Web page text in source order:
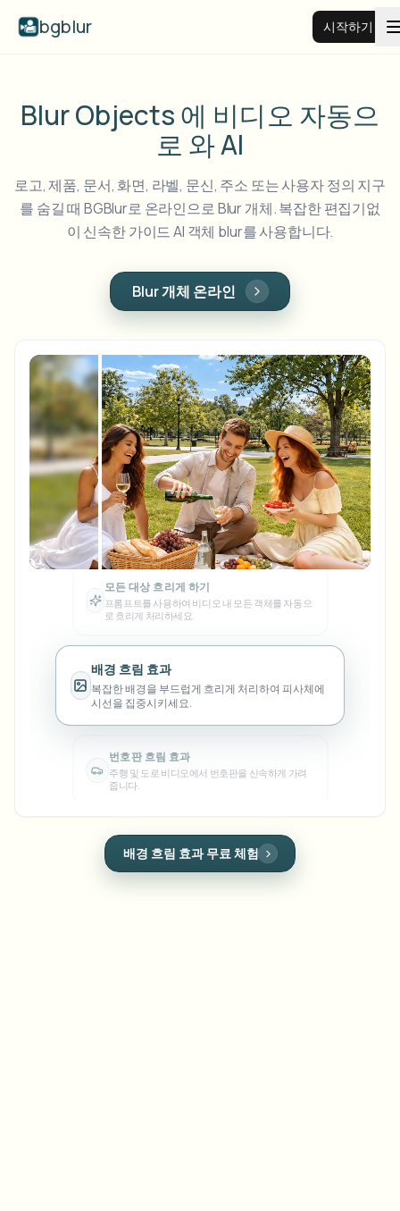
bgblur 시작하기
예시
예시 라이브러리 전체 탐색
얼굴 블러
번호판 블러
배경 블러
무엇이든 블러
화면 녹화 블러
GDPR 준수 블러
거리 인터뷰 블러
게임 및 스트림 블러
View all features
번호판 블러
얼굴 블러
배경 블러
무엇이든 블러
AI Video Object Remover
얼굴 익명화
음성 익명화 도구
얼굴 교체 - 이미지
학교 및 교육
캠퍼스 카메라, 강의, 지역 대량 개인정보 보호
미디어 및 엔터테인먼트
시사회, 출시 및 규정 준수
소매 및 전자상거래
매장 및 창고 영상
의료
클리닉 및 환자 대면 비디오 거버넌스
대량 얼굴 익명화
대량 배치, 보존 및 SLA
대량 번호판 블러
차량, 블랙박스 및 주차장 대규모 처리
고처리량 파이프라인
무엇이든 블러
리소스
자주 묻는 질문
블로그
Whitepapers
도구
Choose language
Blur Objects 에 비디오 자동으
로 와 AI
로고, 제품, 문서, 화면, 라벨, 문신, 주소 또는 사용자 정의 지구
를 숨길 때 BGBlur로 온라인으로 Blur 개체. 복잡한 편집기없
이 신속한 가이드 AI 객체 blur를 사용합니다.
Blur 개체 온라인
배경 흐림 효과
복잡한 배경을 부드럽게 흐리게 처리하여 피사체에
시선을 집중시키세요.
번호판 흐림 효과
주행 및 도로 비디오에서 번호판을 신속하게 가려
줍니다.
얼굴 흐림 효과
클릭 한 번으로 깔끔하게 얼굴을 마스킹하여 신원을
보호하세요.
얼굴 익명화
개인정보 보호 준수 및 안전한 공유를 위해 얼굴을 자
동으로 익명 처리합니다.
모든 대상 흐리게 하기
프롬프트를 사용하여 비디오 내 모든 객체를 자동으
로 흐리게 처리하세요.
얼굴 흐림 효과 무료 체험